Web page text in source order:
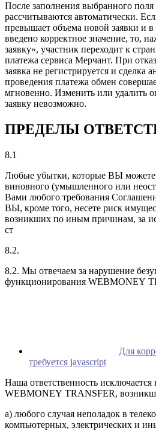
После заполнения выбранного поля
рассчитываются автоматически.
превышает объема новой заявки и
введено корректное значение, то,
заявку», участник переходит к
платежа сервиса Мерчант. При
заявка не регистрируется и сделка
проведения платежа обмен
мгновенно. Изменить или удалить
заявку невозможно.
ПРЕДЕЛЫ
8.1
Любые убытки, которые ВЫ можете
виновного (умышленного или
Вами любого требования
ВЫ, кроме того, несете риск
возникших по иным причинам, за
ст
8.2.
8.2. Мы отвечаем за нарушение
функционирования WEBMONEY
Для
требуется javascript
Наша ответственность исключается
WEBMONEY TRANSFER,
a) любого случая неполадок в
компьютерных, электрических и